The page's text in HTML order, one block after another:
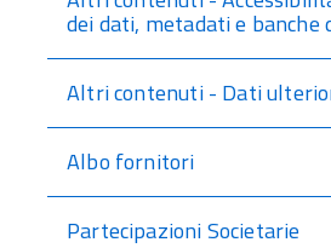
dei dati, metadati e banche
Altri contenuti - Dati
Albo fornitori
Partecipazioni Societarie